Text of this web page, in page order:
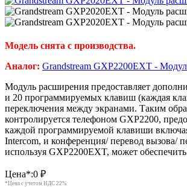
Модель снята с производства.
Аналог: Grandstream GXP2200EXT -
Модуль расширения предоставляет
и 20 программируемых клавиш (каждая
переключения между экранами. Таким
контролируется телефоном GXP2200,
каждой программируемой клавиши
Intercom, и конференция/ перевод вызова/
используя GXP2200EXT, может
Цена*:0 ₽
*Цена с учетом НДС 22%